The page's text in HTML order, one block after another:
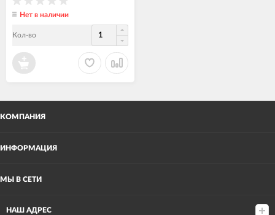
Нет в наличии
Кол-во
КОМПАНИЯ
ИНФОРМАЦИЯ
МЫ В СЕТИ
НАШ АДРЕС